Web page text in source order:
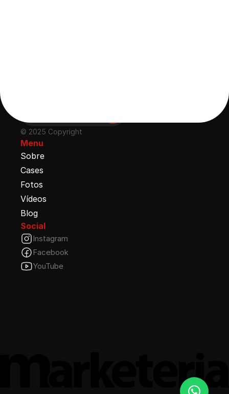
© 2025 Copyright
Menu
Sobre
Cases
Fotos
Vídeos
Blog
Social
Instagram
Facebook
YouTube